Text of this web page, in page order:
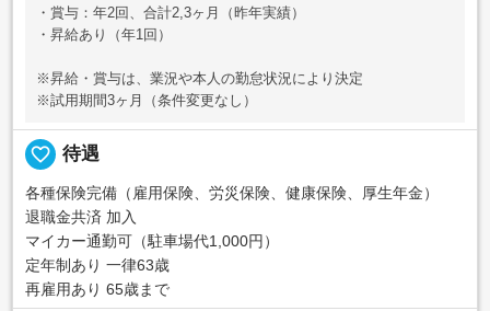
・賞与：年2回、合計2,3ヶ月（昨年実績）
・昇給あり（年1回）
※昇給・賞与は、業況や本人の勤怠状況により決定
※試用期間3ヶ月（条件変更なし）
favorite_border 待遇
各種保険完備（雇用保険、労災保険、健康保険、厚生年金）
退職金共済 加入
マイカー通勤可（駐車場代1,000円）
定年制あり 一律63歳
再雇用あり 65歳まで